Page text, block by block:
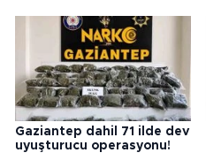
Gaziantep dahil 71 ilde dev
uyuşturucu operasyonu!